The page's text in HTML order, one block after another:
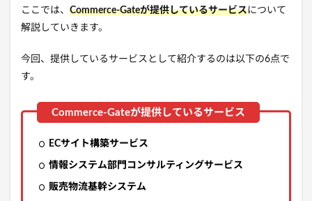
ここでは、 Commerce-Gateが提供しているサービスについて
解説していきます。
今回、提供しているサービスとして紹介するのは以下の6点で
す。
ECサイト構築サービス
情報システム部門コンサルティングサービス
販売物流基幹システム